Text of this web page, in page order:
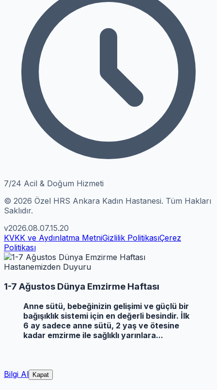
7/24 Acil & Doğum Hizmeti
© 2026 Özel HRS Ankara Kadın Hastanesi. Tüm Hakları
Saklıdır.
v2026.08.07.15.20
KVKK ve Aydınlatma MetniGizlilik PolitikasıÇerez
Politikası
Hastanemizden Duyuru
1-7 Ağustos Dünya Emzirme Haftası
Anne sütü, bebeğinizin gelişimi ve güçlü bir
bağışıklık sistemi için en değerli besindir. İlk
6 ay sadece anne sütü, 2 yaş ve ötesine
kadar emzirme ile sağlıklı yarınlara...
Bilgi Al Kapat